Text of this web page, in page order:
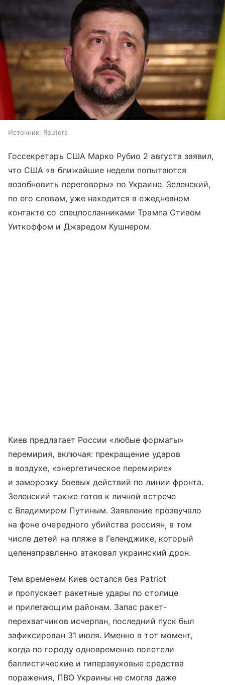
Источник: Reuters
Госсекретарь США Марко Рубио 2 августа заявил,
что США «в ближайшие недели попытаются
возобновить переговоры» по Украине. Зеленский,
по его словам, уже находится в ежедневном
контакте со спецпосланниками Трампа Стивом
Уиткоффом и Джаредом Кушнером.
Киев предлагает России «любые форматы»
перемирия, включая: прекращение ударов
в воздухе, «энергетическое перемирие»
и заморозку боевых действий по линии фронта.
Зеленский также готов к личной встрече
с Владимиром Путиным. Заявление прозвучало
на фоне очередного убийства россиян, в том
числе детей на пляже в Геленджике, который
целенаправленно атаковал украинский дрон.
Тем временем Киев остался без Patriot
и пропускает ракетные удары по столице
и прилегающим районам. Запас ракет-
перехватчиков исчерпан, последний пуск был
зафиксирован 31 июля. Именно в тот момент,
когда по городу одновременно полетели
баллистические и гиперзвуковые средства
поражения, ПВО Украины не смогла даже